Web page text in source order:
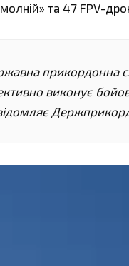
та 47 FPV-
прикордонна
виконує бойові